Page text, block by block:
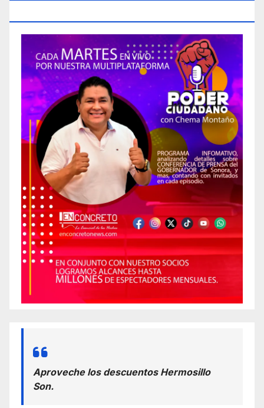
Aproveche los descuentos Hermosillo
Son.